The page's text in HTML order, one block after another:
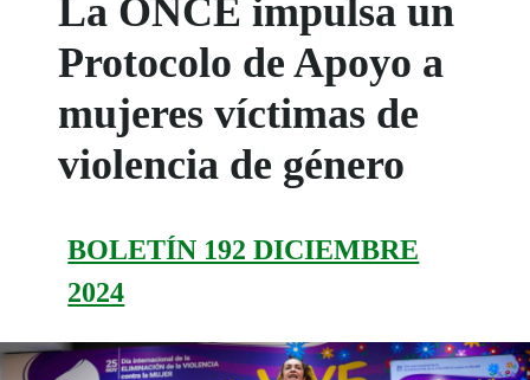
La ONCE impulsa un
Protocolo de Apoyo a
mujeres víctimas de
violencia de género
BOLETÍN 192 DICIEMBRE
2024